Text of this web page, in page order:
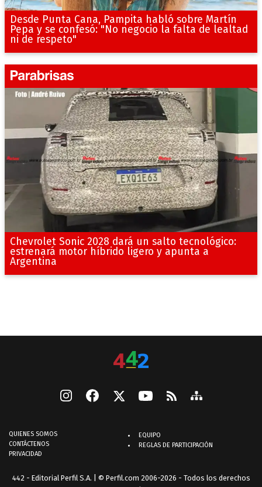
Desde Punta Cana, Pampita habló sobre Martín
Pepa y se confesó: "No negocio la falta de lealtad
ni de respeto"
Chevrolet Sonic 2028 dará un salto tecnológico:
estrenará motor híbrido ligero y apunta a
Argentina
QUIENES SOMOS
CONTÁCTENOS
PRIVACIDAD
EQUIPO
REGLAS DE PARTICIPACIÓN
442 - Editorial Perfil S.A. | © Perfil.com 2006-2026 - Todos los derechos